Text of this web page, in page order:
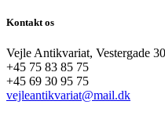
Kontakt os
Vejle Antikvariat, Vestergade
+45 75 83 85 75
+45 69 30 95 75
vejleantikvariat@mail.dk